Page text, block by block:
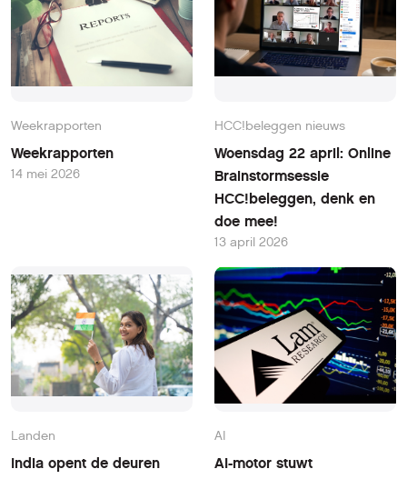
Weekrapporten
Weekrapporten
14 mei 2026
HCC!beleggen nieuws
Woensdag 22 april: Online
Brainstormsessie
HCC!beleggen, denk en
doe mee!
13 april 2026
Landen
India opent de deuren
AI
AI-motor stuwt